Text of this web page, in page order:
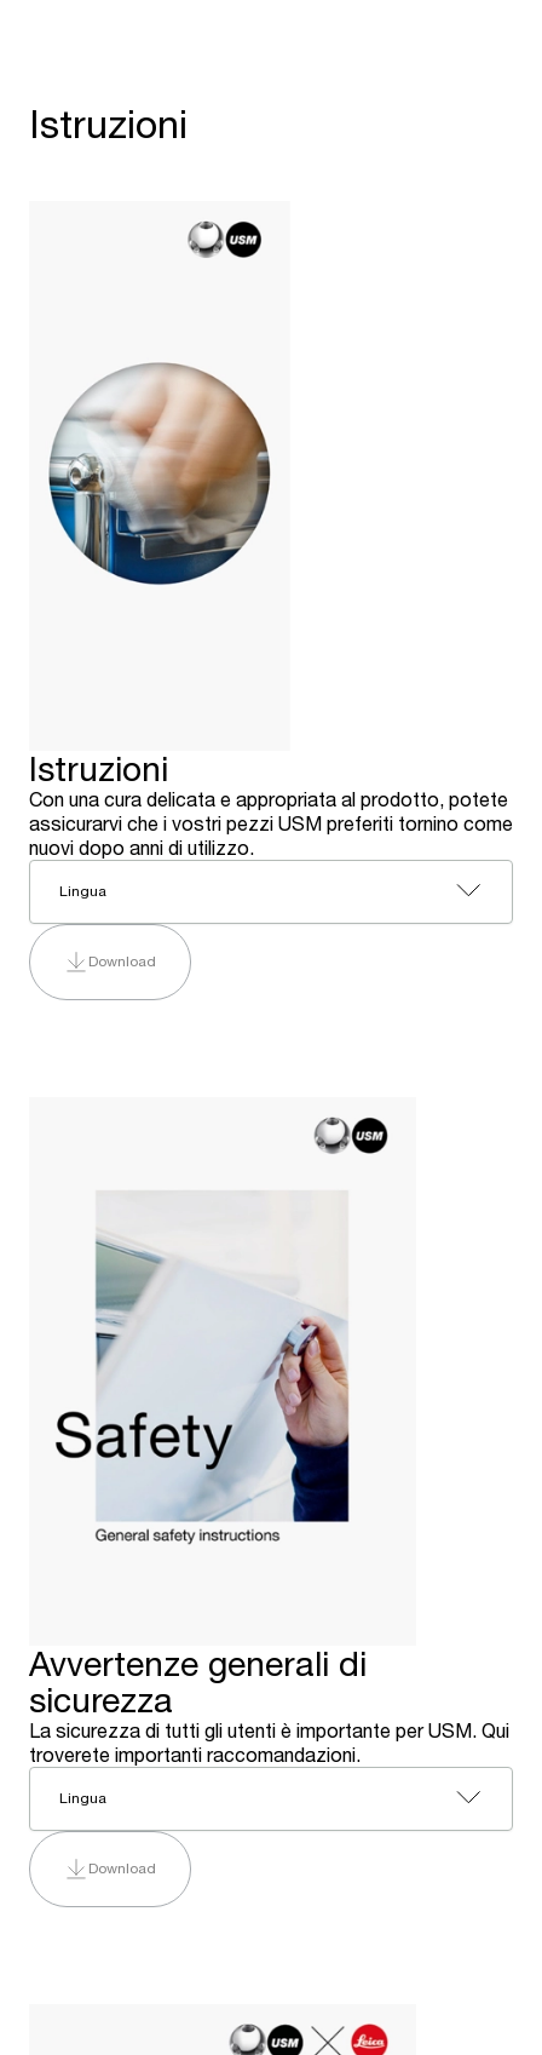
Istruzioni
Istruzioni
Con una cura delicata e appropriata al prodotto, potete
assicurarvi che i vostri pezzi USM preferiti tornino come
nuovi dopo anni di utilizzo.
Lingua
Download
Avvertenze generali di
sicurezza
La sicurezza di tutti gli utenti è importante per USM. Qui
troverete importanti raccomandazioni.
Lingua
Download